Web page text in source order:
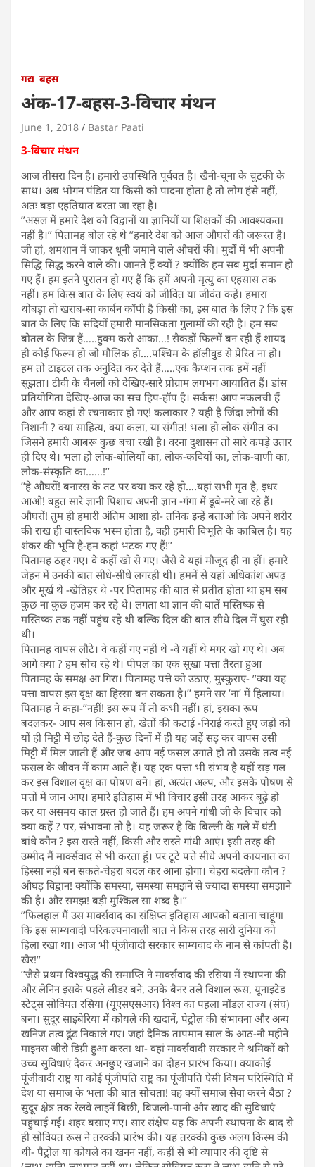
गद्य बहस
अंक-17-बहस-3-विचार मंथन
June 1, 2018 Bastar Paati
3-विचार मंथन
आज तीसरा दिन है। हमारी उपस्थिति पूर्ववत है। खैनी-चूना के चुटकी के
साथ। अब भोगन पंडित या किसी को पादना होता है तो लोग हंसे नहीं,
अतः बड़ा एहतियात बरता जा रहा है।
’’असल में हमारे देश को विद्वानों या ज्ञानियों या शिक्षकों की आवश्यकता
नहीं है।’’ पितामह बोल रहे थे ’’हमारे देश को आज औघरों की जरूरत है।
जी हां, शमशान में जाकर धूनी जमाने वाले औघरों की। मुर्दों में भी अपनी
सिद्धि सिद्ध करने वाले की। जानते हैं क्यों ? क्योंकि हम सब मुर्दा समान हो
गए हैं। हम इतने पुरातन हो गए हैं कि हमें अपनी मृत्यु का एहसास तक
नहीं। हम किस बात के लिए स्वयं को जीवित या जीवंत कहें। हमारा
थोबड़ा तो खराब-सा कार्बन कॉपी है किसी का, इस बात के लिए ? कि इस
बात के लिए कि सदियों हमारी मानसिकता गुलामों की रही है। हम सब
बोतल के जिन्न हैं…..हुक्म करो आका…! सैकड़ों फिल्में बन रही हैं शायद
ही कोई फिल्म हो जो मौलिक हो….पश्चिम के हॉलीवुड से प्रेरित ना हो।
हम तो टाइटल तक अनुदित कर देते हैं…..एक कैप्शन तक हमें नहीं
सूझता। टीवी के चैनलों को देखिए-सारे प्रोग्राम लगभग आयातित हैं। डांस
प्रतियोगिता देखिए-आज का सच हिप-हॉप है। सर्कस! आप नकलची हैं
और आप कहां से रचनाकार हो गए! कलाकार ? यही है जिंदा लोगों की
निशानी ? क्या साहित्य, क्या कला, या संगीत! भला हो लोक संगीत का
जिसने हमारी आबरू कुछ बचा रखी है। वरना दुशासन तो सारे कपड़े उतार
ही दिए थे। भला हो लोक-बोलियों का, लोक-कवियों का, लोक-वाणी का,
लोक-संस्कृति का……!’’
’’हे औघरों! बनारस के तट पर क्या कर रहे हो….यहां सभी मृत है, इधर
आओ! बहुत सारे ज्ञानी पिशाच अपनी ज्ञान -गंगा में डूबे-मरे जा रहे हैं।
औघरों! तुम ही हमारी अंतिम आशा हो- तनिक इन्हें बताओ कि अपने शरीर
की राख ही वास्तविक भस्म होता है, वही हमारी विभूति के काबिल है। यह
शंकर की भूमि है-हम कहां भटक गए हैं!’’
पितामह ठहर गए। वे कहीं खो से गए। जैसे वे यहां मौजूद ही ना हों। हमारे
जेहन में उनकी बात सीधे-सीधे लगरही थी। हममें से यहां अधिकांश अपढ़
और मूर्ख थे -खेतिहर थे -पर पितामह की बात से प्रतीत होता था हम सब
कुछ ना कुछ हजम कर रहे थे। लगता था ज्ञान की बातें मस्तिष्क से
मस्तिष्क तक नहीं पहुंच रहे थी बल्कि दिल की बात सीधे दिल में घुस रही
थी।
पितामह वापस लौटे। वे कहीं गए नहीं थे -वे यहीं थे मगर खो गए थे। अब
आगे क्या ? हम सोच रहे थे। पीपल का एक सूखा पत्ता तैरता हुआ
पितामह के समक्ष आ गिरा। पितामह पत्ते को उठाए, मुस्कुराए- ’’क्या यह
पत्ता वापस इस वृक्ष का हिस्सा बन सकता है।’’ हमने सर ’ना’ में हिलाया।
पितामह ने कहा-’’नहीं! इस रूप में तो कभी नहीं। हां, इसका रूप
बदलकर- आप सब किसान हो, खेतों की कटाई -निराई करते हुए जड़ों को
यों ही मिट्टी में छोड़ देते हैं-कुछ दिनों में ही यह जड़ें सड़ कर वापस उसी
मिट्टी में मिल जाती हैं और जब आप नई फसल उगाते हो तो उसके तत्व नई
फसल के जीवन में काम आते हैं। यह एक पत्ता भी संभव है यहीं सड़ गल
कर इस विशाल वृक्ष का पोषण बने। हां, अत्यंत अल्प, और इसके पोषण से
पत्तों में जान आए। हमारे इतिहास में भी विचार इसी तरह आकर बूढ़े हो
कर या असमय काल ग्रस्त हो जाते हैं। हम अपने गांधी जी के विचार को
क्या कहें ? पर, संभावना तो है। यह जरूर है कि बिल्ली के गले में घंटी
बांधे कौन ? इस रास्ते नहीं, किसी और रास्ते गांधी आएं। इसी तरह की
उम्मीद मैं मार्क्सवाद से भी करता हूं। पर टूटे पत्ते सीधे अपनी कायनात का
हिस्सा नहीं बन सकते-चेहरा बदल कर आना होगा। चेहरा बदलेगा कौन ?
औघड़ विद्वान! क्योंकि समस्या, समस्या समझने से ज्यादा समस्या समझाने
की है। और समझ! बड़ी मुश्किल सा शब्द है।’’
’’फिलहाल मैं उस मार्क्सवाद का संक्षिप्त इतिहास आपको बताना चाहूंगा
कि इस साम्यवादी परिकल्पनावाली बात ने किस तरह सारी दुनिया को
हिला रखा था। आज भी पूंजीवादी सरकार साम्यवाद के नाम से कांपती है।
खैर!’’
’’जैसे प्रथम विश्वयुद्ध की समाप्ति ने मार्क्सवाद की रसिया में स्थापना की
और लेनिन इसके पहले लीडर बने, उनके बैनर तले विशाल रूस, यूनाइटेड
स्टेट्स सोवियत रसिया (यूएसएसआर) विश्व का पहला मॉडल राज्य (संघ)
बना। सुदूर साइबेरिया में कोयले की खदानें, पेट्रोल की संभावना और अन्य
खनिज तत्व ढूंढ निकाले गए। जहां दैनिक तापमान साल के आठ-नौ महीने
माइनस जीरो डिग्री हुआ करता था- वहां मार्क्सवादी सरकार ने श्रमिकों को
उच्च सुविधाएं देकर अनछुए खजाने का दोहन प्रारंभ किया। क्याकोई
पूंजीवादी राष्ट्र या कोई पूंजीपति राष्ट्र का पूंजीपति ऐसी विषम परिस्थिति में
देश या समाज के भला की बात सोचता! वह क्यों समाज सेवा करने बैठा ?
सुदूर क्षेत्र तक रेलवे लाइनें बिछी, बिजली-पानी और खाद की सुविधाएं
पहुंचाई गईं। शहर बसाए गए। सार संक्षेप यह कि अपनी स्थापना के बाद से
ही सोवियत रूस ने तरक्की प्रारंभ की। यह तरक्की कुछ अलग किस्म की
थी- पैट्रोल या कोयले का खनन नहीं, कहीं से भी व्यापार की दृष्टि से